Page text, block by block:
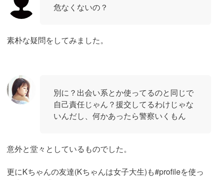
危なくないの？
素朴な疑問をしてみました。
別に？出会い系とか使ってるのと同じで
自己責任じゃん？援交してるわけじゃな
いんだし、何かあったら警察いくもん
意外と堂々としているものでした。
更にKちゃんの友達(Kちゃんは女子大生)も#profileを使っ